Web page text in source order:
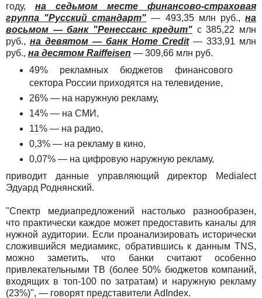
году, на седьмом месте финансово-страховая
группа "Русский стандарт" — 493,35 млн руб.,на
восьмом — банк "Ренессанс кредит"с 385,22 млн
руб., на девятом — банк Home Credit— 333,91 млн
руб., на десятом Raiffeisen — 309,66 млн руб.
49% рекламных бюджетов финансового
сектора России приходятся на телевидение,
26% — на наружную рекламу,
14% — на СМИ,
11% — на радио,
0,3% — на рекламу в кино,
0,07% — на цифровую наружную рекламу,
приводит данные управляющий директор Medialect
Эдуард Роднянский.
"Спектр медиапредложений настолько разнообразен,
что практически каждое может предоставить каналы для
нужной аудитории. Если проанализировать исторически
сложившийся медиамикс, обратившись к данным TNS,
можно заметить, что банки считают особенно
привлекательными ТВ (более 50% бюджетов компаний,
входящих в топ-100 по затратам) и наружную рекламу
(23%)", — говорят представители AdIndex.